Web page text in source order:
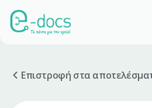
Επιστροφή στα